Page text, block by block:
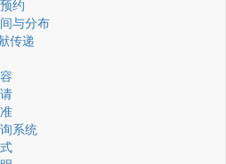
约
与分布
传递
系统